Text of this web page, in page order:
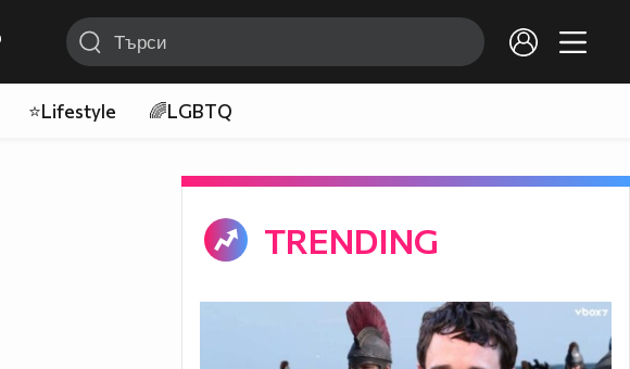
⭐Lifestyle 🌈LGBTQ
TRENDING